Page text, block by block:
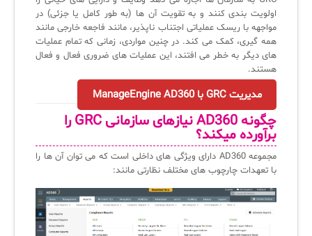
اولویت بندی کنند و به تقویت آن ها (به طور کامل یا جزئی) در
مواجهه با ریسک عملیاتی اجتناب ناپذیر، مانند فاجعه خارجی مانند
همه گیری، کمک می کند. در چنین مواردی، زمانی که تمام عملیات
های دیگر به خطر می افتند، این عملیات های ضروری فعال و فعال
هستند.
مدیریت GRC با ManageEngine AD360
چگونه AD360 نیازهای سازمانی GRC را
برآورده میکند؟
مجموعه AD360 دارای ویژگی های داخلی است که می توان آن ها را
با تعهدات چارچوب های مختلف نظارتی مانند: